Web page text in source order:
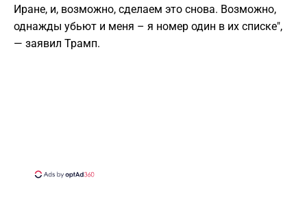
Иране, и, возможно, сделаем это снова. Возможно,
однажды убьют и меня – я номер один в их списке",
— заявил Трамп.